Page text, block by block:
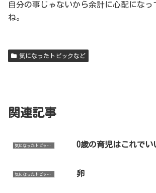
自分の事じゃないから余計に心配になっ
ね。
気になったトピックなど
関連記事
気になったトピックなど 0歳の育児はこれでい
気になったトピックなど 卵